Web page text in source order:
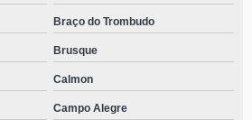
Braço do Trombudo
Brusque
Calmon
Campo Alegre